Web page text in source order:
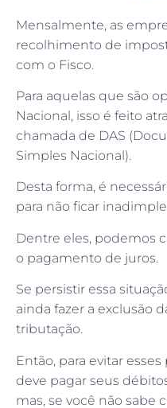
Mensalmente, as
recolhimento de
com o Fisco.
Para aquelas que são
Nacional, isso é feito
chamada de DAS
Simples Nacional).
Desta forma, é
para não ficar
Dentre eles, podemos
o pagamento de juros.
Se persistir essa
ainda fazer a exclusão
tributação.
Então, para evitar
deve pagar seus
mas, se você não sabe